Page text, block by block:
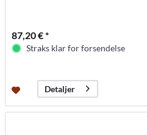
87,20 € *
Straks klar for forsendelse
Detaljer